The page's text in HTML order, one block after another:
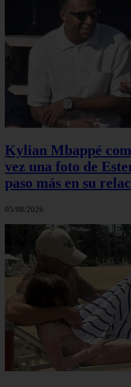
Kylian Mbappé
vez una foto de
paso más en su
05/08/2026